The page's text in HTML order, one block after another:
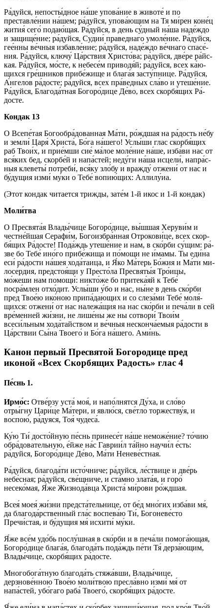
Ра́­дуй­ся, не­по­сты́д­ное на́­ше упо­ва́­ние в жи­во­те́ и по
преставле́нии на́­шем; ра́­дуй­ся, упова́ющим на Тя ми́рен ко­не́ц
жи­тия́ се­го́ по­даю́­щая. Ра́­дуй­ся, в день су́дный на́­ша на­де́ж­до
и за­щи­ще­́ние; ра́­дуй­ся, Судии́ пра­вед­на­го умоле́ние. Ра́­дуй­ся,
гее́нны ве́ч­ныя из­бав­ле́­ние; ра́­дуй­ся, на­де́ж­до ве́ч­на­го спа­се́­
ния. Ра́­дуй­ся, ключу́ Ца́рст­вия Хри­сто́­ва; ра́­дуй­ся, две́ре ра́йс­
кая. Ра́­дуй­ся, мо́сте, к небесе́м приводя́й; ра́­дуй­ся, всех ка́ю­
щих­ся гре́ш­ни­ков при­бе́­жи­ще и бла­га́я за­сту́п­ни­це. Ра́­дуй­ся,
А́н­ге­лов ра́­дос­те; ра́­дуй­ся, всех пра́­вед­ных сла́­во и уте­ше́­ние.
Ра́­дуй­ся, Бла­го­да́т­ная Бо­го­ро́­ди­це Де́­во, всех скор­бя́­щих Ра́­
дос­те.
Кондак 13
О Все­пе́­тая Богообра́дованная Ма́­ти, ро́жд­шая на ра́­дость не́бу
и зем­ли́ Ца­ря́ Хри­ста́, Бо́­га на́­ше­го! Услы́­ши глас скор­бя́­щих
раб Тво­и́х, и прие́мши сие́ ма́­лое мо­ле́­ние на́­ше, из­ба́­ви нас от
вся́­ких бед, скор­бе́й и на­па́с­тей; не­ду́­ги на́­ша ис­це­ли́, на­пра́с­
ныя клеветы́ потреби́, вся́­ку зло́бу и вражду́ от­же­ни́ от нас и
бу́­ду­щия из­ми́ му́­ки о Те­бе́ во­пию́­щих: Алли­лу́иа.
(Этот кондак чи­та­ет­ся трижды, за­те́м 1-й икос и 1-й кондак)
Мо­ли́т­ва
О Пре­свя­та́я Вла­ды́­чи­це Бо­го­ро́­ди­це, вы́ш­шая Хе­ру­ви́м и
чест­не́й­шая Се­ра­фи́м, Бо­го­из­бра́н­ная От­ро­ко­ви́­це, всех скор­
бя́­щих Ра́­дос­те! По­да́ждь уте­ше́­ние и нам, в ско́р­би су́­щим: ра́­
зве бо Те­бе́ ино́го прибе́жища и по́­мо­щи не и́ма­мы. Ты еди́на
еси́ ра́­дос­ти на́шея хода́таица, и Я́ко Ма́­терь Бо́­жия и Ма́­ти ми­
ло­се́р­дия, предстоя́щи у Пре­сто́­ла Пре­свя­ты́я Тро́ицы,
мо́жеши нам помо­щи́: ни­кто́­же бо при­те­ка́яй к Те­бе́
посра́млен от­хо́­дит. Услы́­ши у́бо и нас, ны́­не в день ско́р­би
пред Твое́ю ико́­ною при­па́­даю­щих и со сле­за́­ми Те­бе́ мо­ля́­
щих­ся: от­же­ни́ от нас належа́щия на нас ско́р­би и пе­ча́­ли в сей
вре́­мен­ней жи́з­ни, не лише́ны же ны со­тво­ри́ Тво­и́м
всеси́льным хо­да́­тай­ством и ве́ч­ныя несконча́емыя ра́­дос­ти в
Ца́рст­вии Сы́­на Тво­его́ и Бо́­га на́­ше­го. Ами́нь.
Канон первый Пресвятой Богородице пред
иконой «Всех Скорбящих Радость» глас 4
Пе́снь 1.
Ирмо́с: Отве́рзу уста́ моя́, и напо́лнятся Ду́ха, и сло́во
отры́гну Цари́це Ма́тери, и явлю́ся, све́тло торжеству́я, и
воспою́, ра́дуяся, Тоя́ чудеса́.
Ку́ю Ти́ досто́йную пе́снь принесе́т на́ше неможе́ние? то́чию
обра́довательную, е́йже на́с Гаврии́л та́йно научи́л е́сть:
ра́дуйся, Богоро́дице Де́во, Ма́ти Неневе́стная.
Ра́дуйся, благода́ти исто́чниче; ра́дуйся, ле́ствице и две́рь
небе́сная; ра́дуйся, све́щниче, и ста́мно злата́я, и горо́
несеко́мая, Я́же Жизнода́вца Христа́ ми́рови ро́ждшая.
Всея́ моея́ жи́зни предста́тельнице, от бе́д мно́гих изба́ви мя́,
да благода́рственный гла́с воспева́ю Ти́, Богоневе́сто
Пречи́стая, и бу́дущия мя́ исхити́ му́ки.
Я́же все́м удо́бь послу́шная в ско́рби и в печа́ли помога́ющая,
Богоро́дице блага́я, благода́ть пода́ждь пе́ти Тя́ дерза́ющим,
Влады́чице, скорбя́щих ра́досте.
Многобога́тную благода́ть стяжа́вши, Влады́чице,
дерзнове́нною Твое́ю моли́твою пресла́вно изми́ мя́ от
напа́стей, убо́гаго раба́ Твоего́, скорбя́щих ра́досте.